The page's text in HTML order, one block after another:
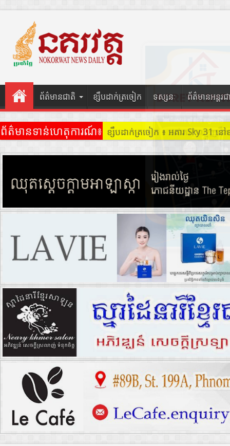
ព័ត៌មានជាតិ ខ្សឹបដាក់ត្រចៀក ទស្សនៈ ព័ត៌មានអន្តរជ
ព័ត៌មានទាន់ហេតុការណ៍៖ ខ្សឹបដាក់ត្រចៀក ៖ ដល់ករ ! ឈ្មួញដឹក